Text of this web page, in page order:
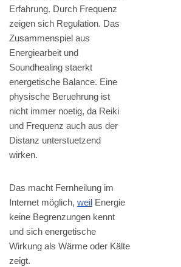
Erfahrung. Durch Frequenz
zeigen sich Regulation. Das
Zusammenspiel aus
Energiearbeit und
Soundhealing staerkt
energetische Balance. Eine
physische Beruehrung ist
nicht immer noetig, da Reiki
und Frequenz auch aus der
Distanz unterstuetzend
wirken.
Das macht Fernheilung im
Internet möglich, weil Energie
keine Begrenzungen kennt
und sich energetische
Wirkung als Wärme oder Kälte
zeigt.